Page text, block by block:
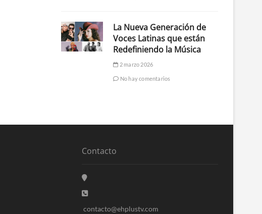
La Nueva Generación de
Voces Latinas que están
Redefiniendo la Música
2 marzo 2026
No hay comentarios
Contacto
contacto@ehplustv.com